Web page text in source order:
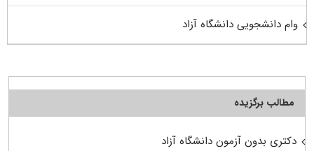
وام دانشجویی دانشگاه آزاد
مطالب برگزیده
دکتری بدون آزمون دانشگاه آزاد